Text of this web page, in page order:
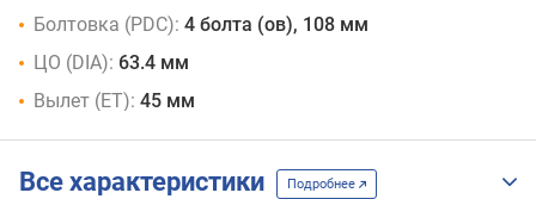
Болтовка (PDC): 4 болта (ов), 108 мм
ЦО (DIA): 63.4 мм
Вылет (ET): 45 мм
Все характеристики Подробнее